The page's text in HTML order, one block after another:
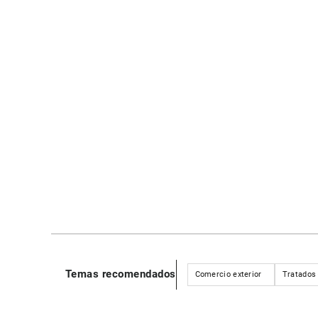
Temas recomendados Comercio exterior